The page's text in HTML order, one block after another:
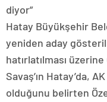
diyor”
Hatay Büyükşehir
yeniden aday
hatırlatılması
Savaş’ın Hatay’da,
olduğunu belirten